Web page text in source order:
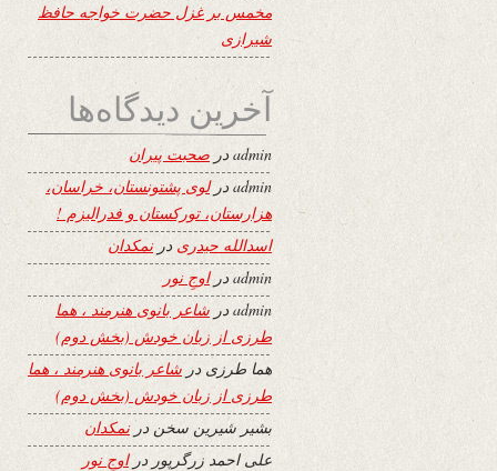
مخمس بر غزل حضرت خواجه حافظ
شیرازی
آخرین دیدگاه‌ها
adminدر صحبت پیران
admin درلوی پشتونستان، خراسان،
هزارستان، تورکستان و فدرالیزم !
اسدالله حیدری درنمکدان
adminدراوجِ نور
adminدر شاعر بانوی هنرمند ، هما
طرزی از زبان خودش (بخش دوم)
هما طرزی در شاعر بانوی هنرمند ، هما
طرزی از زبان خودش (بخش دوم)
بشیر شیرین سخن درنمکدان
علی احمد زرگرپور دراوجِ نور